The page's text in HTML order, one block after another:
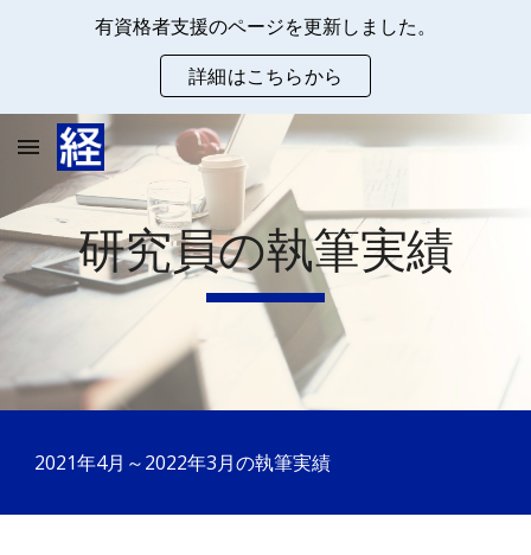
Skip to main content Skip to navigation
有資格者支援のページを更新しました。
詳細はこちらから
研究員の執筆実績
2021年4月～2022年3月の執筆実績